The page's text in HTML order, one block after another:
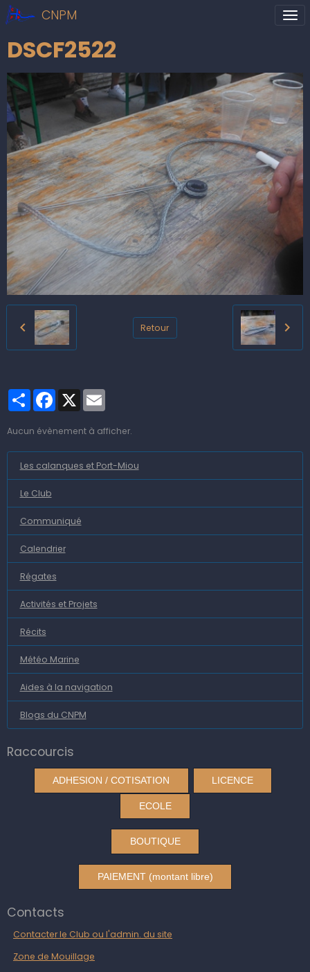
CNPM
DSCF2522
Retour
PartagerFacebook
X
Aucun évènement à afficher.
Les calanques et Port-Miou
Le Club
Communiqué
Calendrier
Régates
Activités et Projets
Récits
Météo Marine
Aides à la navigation
Blogs du CNPM
Raccourcis
ADHESION / COTISATION LICENCE
ECOLE
BOUTIQUE
PAIEMENT (montant libre)
Contacts
Contacter le Club ou l'admin. du site
Zone de Mouillage